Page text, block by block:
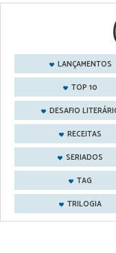
LANÇAMENTOS
TOP 10
DESAFIO
RECEITAS
SERIADOS
TAG
TRILOGIA